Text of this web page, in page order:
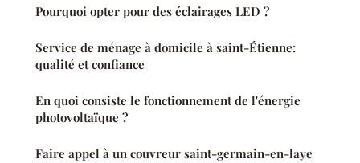
Pourquoi opter pour des éclairages LED ?
Service de ménage à domicile à saint-Étienne:
qualité et confiance
En quoi consiste le fonctionnement de l'énergie
photovoltaïque ?
Faire appel à un couvreur saint-germain-en-laye